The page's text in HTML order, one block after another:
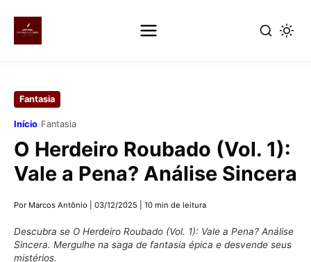
conteúdo
principal
Fantasia
Início›Fantasia
O Herdeiro Roubado (Vol. 1):
Vale a Pena? Análise Sincera
Por Marcos Antônio 03/12/2025 10 min de leitura
Descubra se O Herdeiro Roubado (Vol. 1): Vale a Pena? Análise
Sincera. Mergulhe na saga de fantasia épica e desvende seus
mistérios.